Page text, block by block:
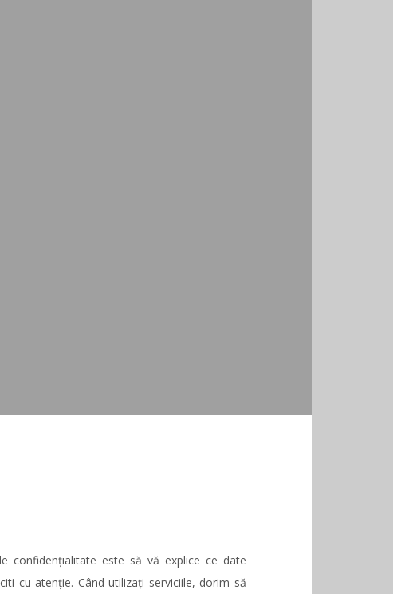
confidențialitate este să vă explice ce date
cu atenție. Când utilizați serviciile, dorim să